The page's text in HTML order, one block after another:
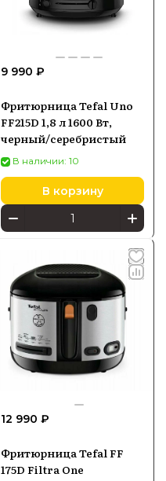
9 990 ₽
Фритюрница Tefal Uno
FF215D 1,8 л 1600 Вт,
черный/серебристый
В наличии: 10
В корзину
12 990 ₽
Фритюрница Tefal FF
175D Filtra One